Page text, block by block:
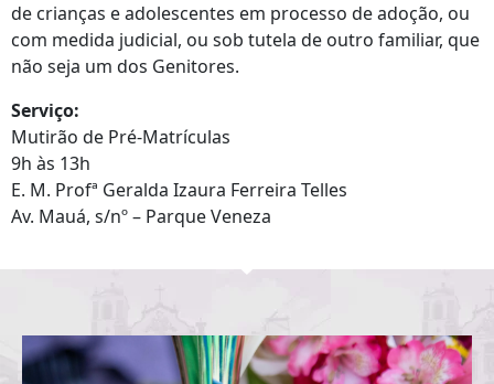
de crianças e adolescentes em processo de adoção, ou
com medida judicial, ou sob tutela de outro familiar, que
não seja um dos Genitores.
Serviço:
Mutirão de Pré-Matrículas
9h às 13h
E. M. Profª Geralda Izaura Ferreira Telles
Av. Mauá, s/nº – Parque Veneza